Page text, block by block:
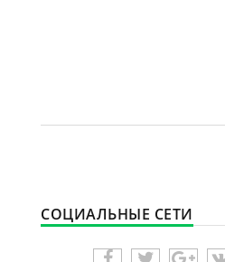
СОЦИАЛЬНЫЕ СЕТИ